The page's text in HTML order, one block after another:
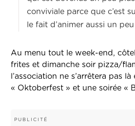
conviviale parce que c’est
le fait d’animer aussi un peu
Au menu tout le week-end,
frites et dimanche soir pizza/
l’association ne s’arrêtera pas
« Oktoberfest » et une soirée «